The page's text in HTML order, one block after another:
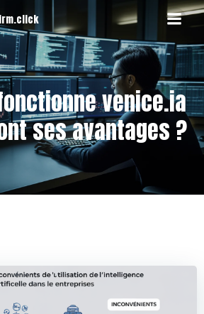
au
contenu
venice.ia
ses avantages ?